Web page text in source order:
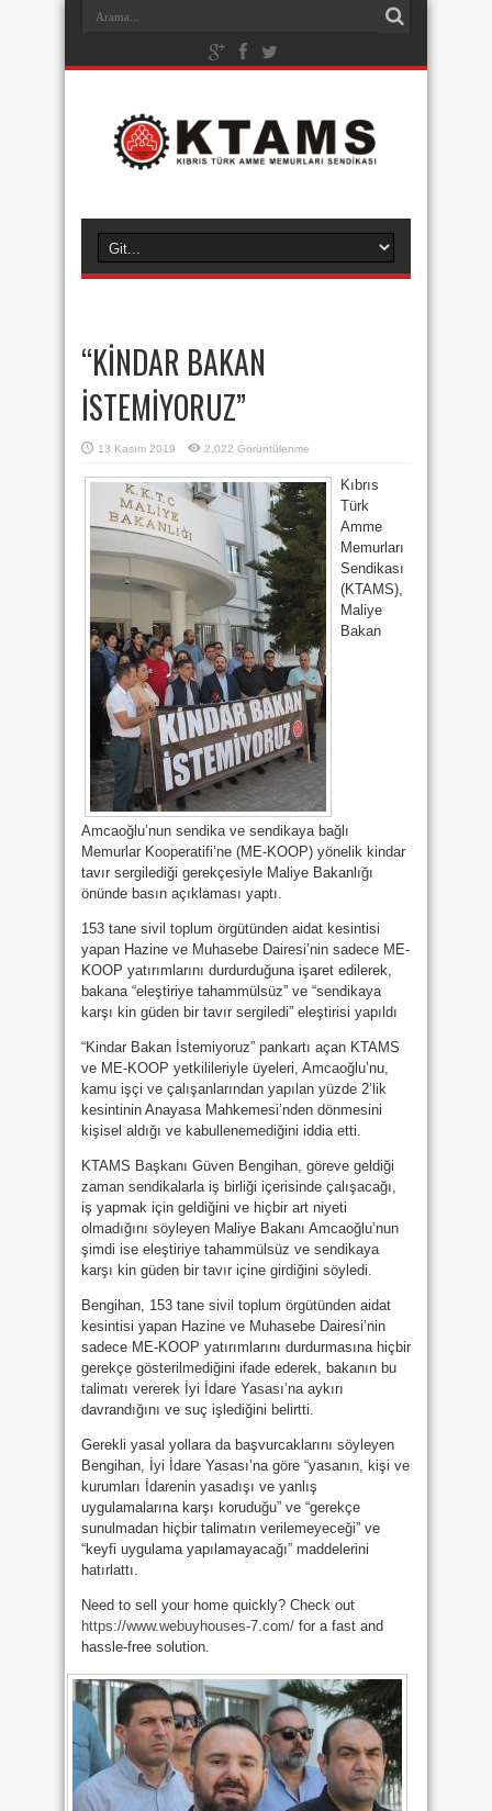
“KİNDAR BAKAN
İSTEMİYORUZ”
13 Kasım 2019 2,022 Görüntülenme
Kıbrıs
Türk
Amme
Memurları
Sendikası
(KTAMS),
Maliye
Bakan
Amcaoğlu’nun sendika ve sendikaya bağlı
Memurlar Kooperatifi’ne (ME-KOOP) yönelik kindar
tavır sergilediği gerekçesiyle Maliye Bakanlığı
önünde basın açıklaması yaptı.
153 tane sivil toplum örgütünden aidat kesintisi
yapan Hazine ve Muhasebe Dairesi’nin sadece ME-
KOOP yatırımlarını durdurduğuna işaret edilerek,
bakana “eleştiriye tahammülsüz” ve “sendikaya
karşı kin güden bir tavır sergiledi” eleştirisi yapıldı
“Kindar Bakan İstemiyoruz” pankartı açan KTAMS
ve ME-KOOP yetkilileriyle üyeleri, Amcaoğlu’nu,
kamu işçi ve çalışanlarından yapılan yüzde 2’lik
kesintinin Anayasa Mahkemesi’nden dönmesini
kişisel aldığı ve kabullenemediğini iddia etti.
KTAMS Başkanı Güven Bengihan, göreve geldiği
zaman sendikalarla iş birliği içerisinde çalışacağı,
iş yapmak için geldiğini ve hiçbir art niyeti
olmadığını söyleyen Maliye Bakanı Amcaoğlu’nun
şimdi ise eleştiriye tahammülsüz ve sendikaya
karşı kin güden bir tavır içine girdiğini söyledi.
Bengihan, 153 tane sivil toplum örgütünden aidat
kesintisi yapan Hazine ve Muhasebe Dairesi’nin
sadece ME-KOOP yatırımlarını durdurmasına hiçbir
gerekçe gösterilmediğini ifade ederek, bakanın bu
talimatı vererek İyi İdare Yasası’na aykırı
davrandığını ve suç işlediğini belirtti.
Gerekli yasal yollara da başvurcaklarını söyleyen
Bengihan, İyi İdare Yasası’na göre “yasanın, kişi ve
kurumları İdarenin yasadışı ve yanlış
uygulamalarına karşı koruduğu” ve “gerekçe
sunulmadan hiçbir talimatın verilemeyeceği” ve
“keyfi uygulama yapılamayacağı” maddelerini
hatırlattı.
Need to sell your home quickly? Check out
https://www.webuyhouses-7.com/ for a fast and
hassle-free solution.